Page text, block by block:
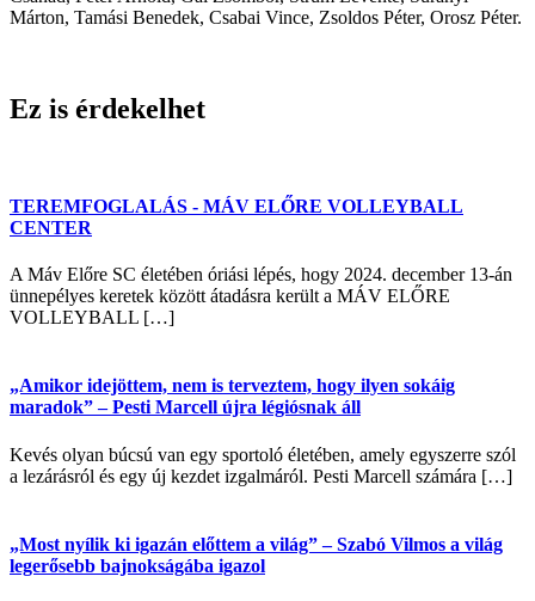
Márton, Tamási Benedek, Csabai Vince, Zsoldos Péter, Orosz Péter.
Ez is érdekelhet
TEREMFOGLALÁS - MÁV ELŐRE VOLLEYBALL
CENTER
A Máv Előre SC életében óriási lépés, hogy 2024. december 13-án
ünnepélyes keretek között átadásra került a MÁV ELŐRE
VOLLEYBALL […]
„Amikor idejöttem, nem is terveztem, hogy ilyen sokáig
maradok” – Pesti Marcell újra légiósnak áll
Kevés olyan búcsú van egy sportoló életében, amely egyszerre szól
a lezárásról és egy új kezdet izgalmáról. Pesti Marcell számára […]
„Most nyílik ki igazán előttem a világ” – Szabó Vilmos a világ
legerősebb bajnokságába igazol